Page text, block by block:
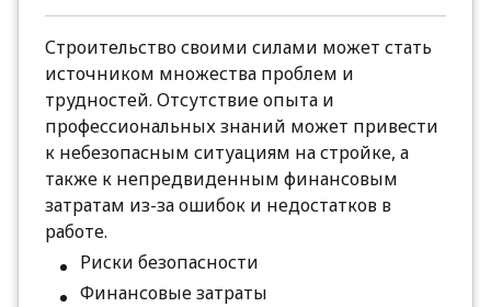
Строительство своими силами может стать
источником множества проблем и
трудностей. Отсутствие опыта и
профессиональных знаний может привести
к небезопасным ситуациям на стройке, а
также к непредвиденным финансовым
затратам из-за ошибок и недостатков в
работе.
Риски безопасности
Финансовые затраты